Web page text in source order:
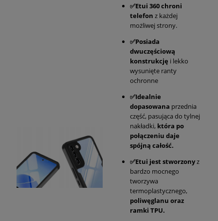
✅Etui 360 chroni
telefon z każdej
możliwej strony.
✅Posiada
dwuczęściową
konstrukcję i lekko
wysunięte ranty
ochronne
✅Idealnie
dopasowana przednia
część, pasująca do tylnej
nakładki, która po
połączeniu daje
spójną całość.
✅Etui jest stworzonyz
bardzo mocnego
tworzywa
termoplastycznego,
poliwęglanu oraz
ramki TPU.